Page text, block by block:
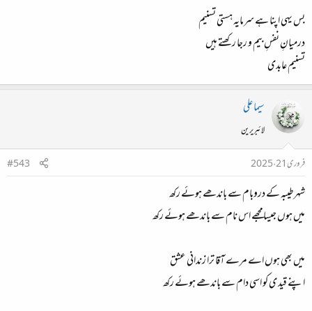
بس یہی اپنا ہے سرمایہ ہستی تسنیم
درمیانِ نفسِ بیم و رجا رکھتے ہیں
تسنیم عابدی
سیما علی
لائبریرین
فروری 21، 2025
#543
شہرطیبہ کے دروبام سے باندھے ہوئے رکھ
میں ہوں جیسامجھے اس نام سے باندھے ہوئے رکھ
میں بھی ہوں اے مرے آقا ترا زندانی عشق
اپنے قید ی کو اسی دام سے باندھے ہوئے رکھ